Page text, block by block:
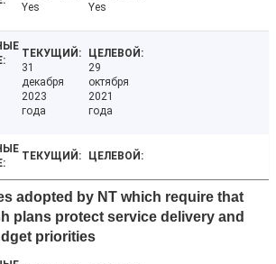
Yes Yes
31
декабря
2023
года
29
октября
2021
года
adopted by NT which require that
plans protect service delivery and
priorities